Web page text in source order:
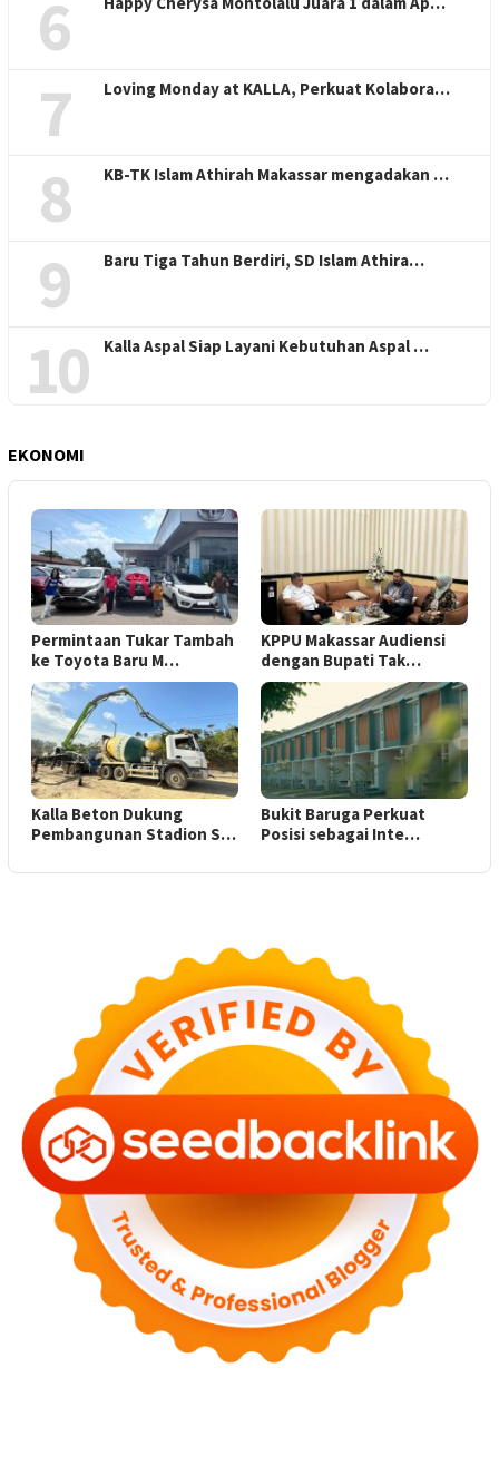
6
7 Loving Monday at KALLA, Perkuat Kolabora…
8 KB-TK Islam Athirah Makassar mengadakan …
9 Baru Tiga Tahun Berdiri, SD Islam Athira…
10 Kalla Aspal Siap Layani Kebutuhan Aspal …
EKONOMI
Permintaan Tukar Tambah
ke Toyota Baru M…
KPPU Makassar Audiensi
dengan Bupati Tak…
Kalla Beton Dukung
Pembangunan Stadion S…
Bukit Baruga Perkuat
Posisi sebagai Inte…